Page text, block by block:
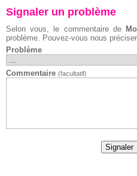
Signaler un problème
Selon vous, le commentaire de
problème. Pouvez-vous nous
Problème
Commentaire (facultatif)